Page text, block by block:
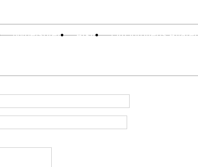
Nyhetsbrev Arkiv Om Idrottens Affärer